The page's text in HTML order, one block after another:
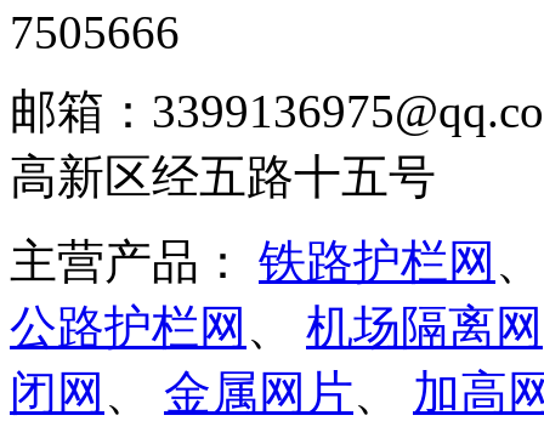
7505666
邮箱：
高新区经五路十五号
主营产品： 铁路护栏网
公路护栏网 、 机场隔离网
闭网 、 金属网片、 加高